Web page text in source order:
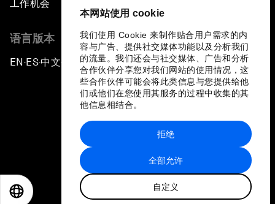
本网站使用 cookie
我们使用 Cookie 来制作贴合用户需求的内
容与广告、提供社交媒体功能以及分析我们
的流量。我们还会与社交媒体、广告和分析
合作伙伴分享您对我们网站的使用情况，这
些合作伙伴可能会将此类信息与您提供给他
们或他们在您使用其服务的过程中收集的其
他信息相结合。
全部允许
自定义
拒绝
工作机会
语言版本
EN ▪ES▪中文▪ 日本語
站点地图
世界经济论坛